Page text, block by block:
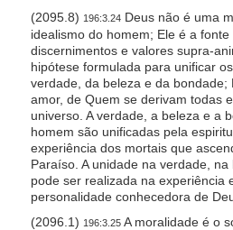
(2095.8) 196:3.24Deus não é uma
idealismo do homem; Ele é a
discernimentos e valores supra-
hipótese formulada para unificar
verdade, da beleza e da bondade;
amor, de Quem se derivam todas
universo. A verdade, a beleza e a
homem são unificadas pela
experiência dos mortais que
Paraíso. A unidade na verdade,
pode ser realizada na experiência
personalidade conhecedora de
(2096.1) 196:3.25A moralidade é o